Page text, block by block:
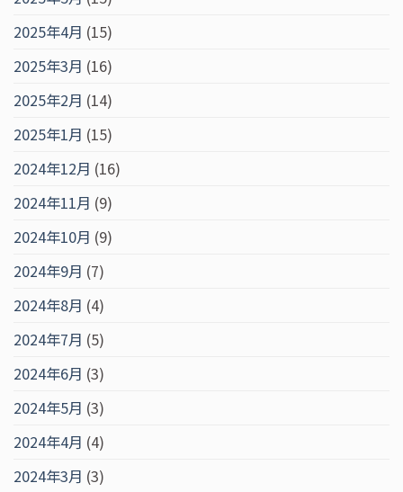
2025年4月 (15)
2025年3月 (16)
2025年2月 (14)
2025年1月 (15)
2024年12月 (16)
2024年11月 (9)
2024年10月 (9)
2024年9月 (7)
2024年8月 (4)
2024年7月 (5)
2024年6月 (3)
2024年5月 (3)
2024年4月 (4)
2024年3月 (3)